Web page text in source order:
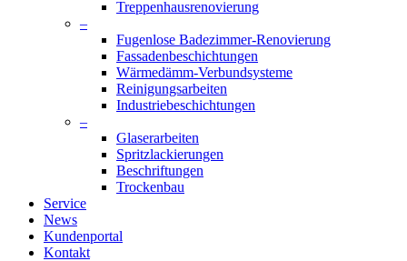
Treppenhausrenovierung
–
Fugenlose Badezimmer-Renovierung
Fassadenbeschichtungen
Wärmedämm-Verbundsysteme
Reinigungsarbeiten
Industriebeschichtungen
–
Glaserarbeiten
Spritzlackierungen
Beschriftungen
Trockenbau
Service
News
Kundenportal
Kontakt